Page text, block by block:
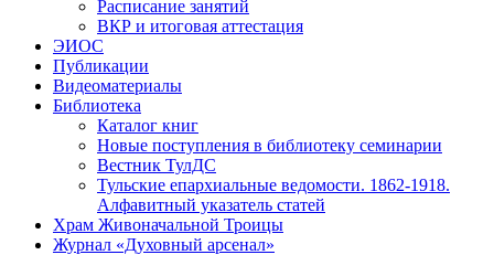
Расписание занятий
ВКР и итоговая аттестация
ЭИОС
Публикации
Видеоматериалы
Библиотека
Каталог книг
Новые поступления в библиотеку семинарии
Вестник ТулДС
Тульские епархиальные ведомости. 1862-1918.
Алфавитный указатель статей
Храм Живоначальной Троицы
Журнал «Духовный арсенал»